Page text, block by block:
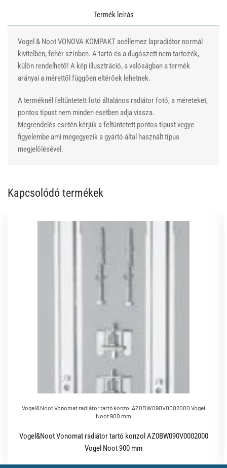
Termék leírás
Vogel & Noot VONOVA KOMPAKT acéllemez lapradiátor normál
kivitelben, fehér színben. A tartó és a dugószett nem tartozék,
külön rendelhető! A kép illusztráció, a valóságban a termék
arányai a mérettől függően eltérőek lehetnek.
A terméknél feltűntetett fotó általános radiátor fotó, a méreteket,
pontos típust nem minden esetben adja vissza.
Megrendelés esetén kérjük a feltüntetett pontos típust vegye
figyelembe ami megegyezik a gyártó által használt típus
megjelölésével.
Kapcsolódó termékek
Vogel&Noot Vonomat radiátor tartó konzol AZ0BW090V0002000 Vogel
Noot 900 mm
Vogel&Noot Vonomat radiátor tartó konzol AZ0BW090V0002000
Vogel Noot 900 mm